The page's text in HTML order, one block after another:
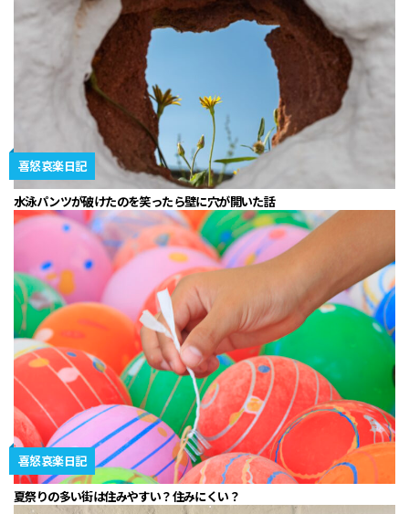
喜怒哀楽日記
水泳パンツが破けたのを笑ったら壁に穴が開いた話
喜怒哀楽日記
夏祭りの多い街は住みやすい？住みにくい？